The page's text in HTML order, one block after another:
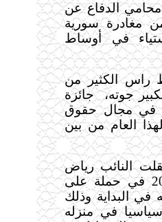
محامي الدفاع عن
مغادرة سورية
في أوساط
راس الكثير من
جوته،
جائزة
1995 للناشطين في مجال حقوق
العام من بين
النائب رياض
سيف يوم السادس من سبتمبر عام 2001 في حملة على
في البداية وذلك
في منزله